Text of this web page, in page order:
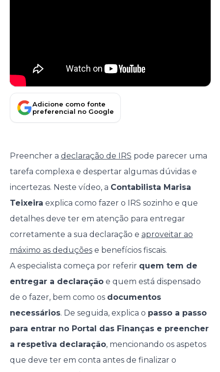
Adicione como fonte
preferencial no Google
Preencher a declaração de IRS pode parecer uma
tarefa complexa e despertar algumas dúvidas e
incertezas. Neste vídeo, a Contabilista Marisa
Teixeira explica como fazer o IRS sozinho e que
detalhes deve ter em atenção para entregar
corretamente a sua declaração e aproveitar ao
máximo as deduçõese benefícios fiscais.
A especialista começa por referir quem tem de
entregar a declaraçãoe quem está dispensado
de o fazer, bem como os documentos
necessários. De seguida, explica o passo a passo
para entrar no Portal das Finanças e preencher
a respetiva declaração, mencionando os aspetos
que deve ter em conta antes de finalizar o